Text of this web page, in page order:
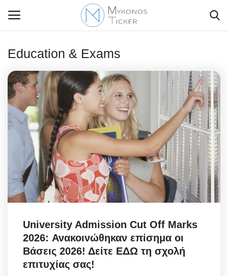
Contact Us
Politique
Business
Travel
World
Style Adorés
Entertainment
Education & Exams
University Admission Cut Off Marks
2026: Ανακοινώθηκαν επίσημα οι
Βάσεις 2026! Δείτε ΕΔΩ τη σχολή
επιτυχίας σας!